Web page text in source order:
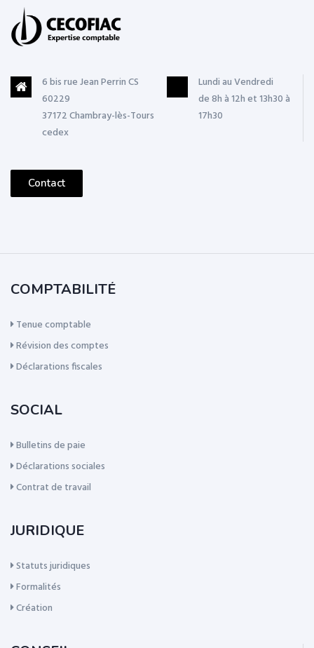
6 bis rue Jean Perrin CS
60229
37172 Chambray-lès-Tours
cedex
Lundi au Vendredi
de 8h à 12h et 13h30 à
17h30
Contact
COMPTABILITÉ
Tenue comptable
Révision des comptes
Déclarations fiscales
SOCIAL
Bulletins de paie
Déclarations sociales
Contrat de travail
JURIDIQUE
Statuts juridiques
Formalités
Création